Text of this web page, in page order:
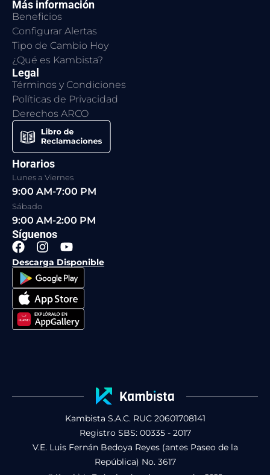
Más información
Beneficios
Configurar Alertas
Tipo de Cambio Hoy
¿Qué es Kambista?
Legal
Términos y Condiciones
Políticas de Privacidad
Derechos ARCO
Horarios
Lunes a Viernes
9:00 AM-7:00 PM
Sábado
9:00 AM-2:00 PM
Síguenos
F
a
c
e
b
o
o
k
I
n
s
t
a
g
r
a
Y
o
u
t
u
b
e
Descarga Disponible
Kambista S.A.C. RUC 20601708141
Registro SBS: 00335 - 2017
V.E. Luis Fernán Bedoya Reyes (antes Paseo de la
República) No. 3617